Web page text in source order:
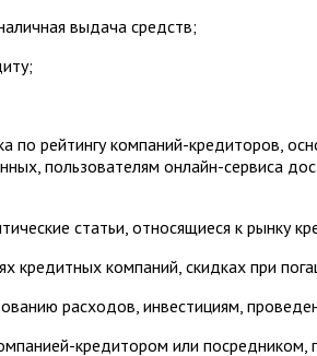
выдача средств;
по рейтингу компаний-кредиторов,
пользователям онлайн-сервиса
статьи, относящиеся к рынку
кредитных компаний, скидках при
расходов, инвестициям,
кредитором или